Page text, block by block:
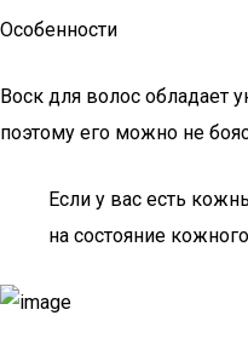
Особенности
Воск для волос обладает
поэтому его можно не
Если у вас есть
на состояние